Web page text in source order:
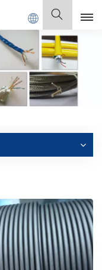
Polski